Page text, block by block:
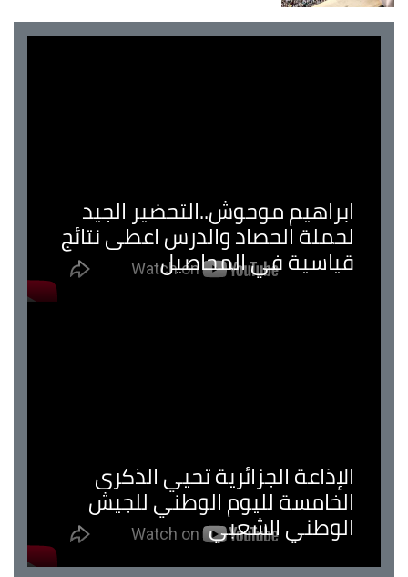
ابراهيم موحوش..التحضير الجيد
لحملة الحصاد والدرس اعطى نتائج
قياسية في المحاصيل
الإذاعة الجزائرية تحيي الذكرى
الخامسة لليوم الوطني للجيش
الوطني الشعبي